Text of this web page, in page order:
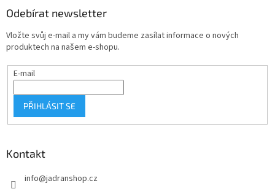
Odebírat newsletter
Vložte svůj e-mail a my vám budeme zasílat informace o nových
produktech na našem e-shopu.
E-mail
PŘIHLÁSIT SE
Kontakt
info@jadranshop.cz